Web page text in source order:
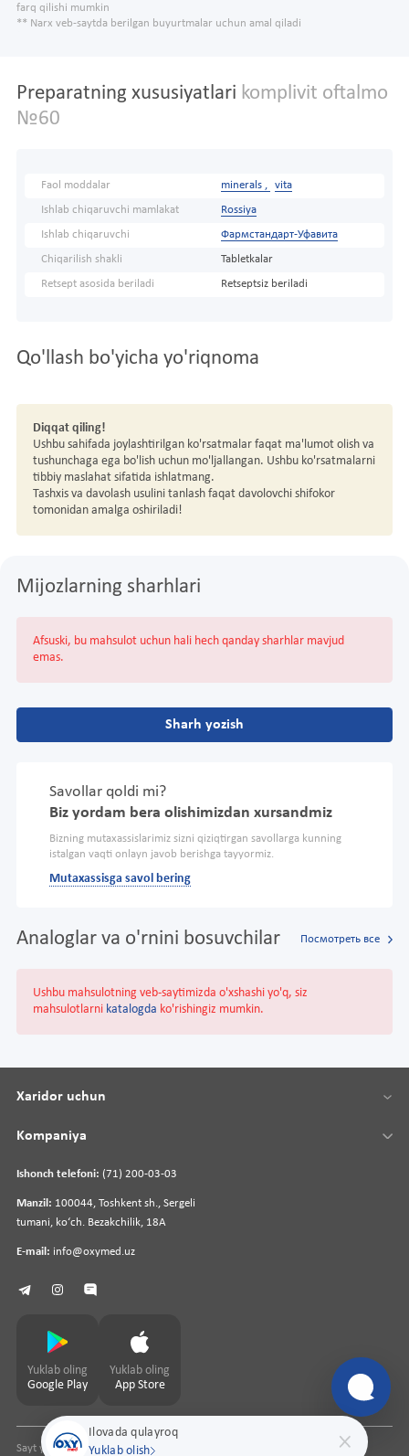
farq qilishi mumkin
** Narx veb-saytda berilgan buyurtmalar uchun amal qiladi
Preparatning xususiyatlari komplivit oftalmo
№60
Faol moddalar minerals , vita
Ishlab chiqaruvchi mamlakat Rossiya
Ishlab chiqaruvchi Фармстандарт-Уфавита
Chiqarilish shakli Tabletkalar
Retsept asosida beriladi Retseptsiz beriladi
Qo'llash bo'yicha yo'riqnoma
Diqqat qiling!
Ushbu sahifada joylashtirilgan ko'rsatmalar faqat ma'lumot olish va
tushunchaga ega bo'lish uchun mo'ljallangan. Ushbu ko'rsatmalarni
tibbiy maslahat sifatida ishlatmang.
Tashxis va davolash usulini tanlash faqat davolovchi shifokor
tomonidan amalga oshiriladi!
Mijozlarning sharhlari
Afsuski, bu mahsulot uchun hali hech qanday sharhlar mavjud
emas.
Sharh yozish
Savollar qoldi mi?
Biz yordam bera olishimizdan xursandmiz
Bizning mutaxassislarimiz sizni qiziqtirgan savollarga kunning
istalgan vaqti onlayn javob berishga tayyormiz.
Mutaxassisga savol bering
Analoglar va o'rnini bosuvchilar Посмотреть все
Ushbu mahsulotning veb-saytimizda o'xshashi yo'q, siz
mahsulotlarni katalogda ko'rishingiz mumkin.
Ilovada qulayroq
Yuklab olish
Ishonch telefoni: (71) 200-03-03
Manzil: 100044, Toshkent sh., Sergeli
tumani, koʻch. Bezakchilik, 18A
E-mail: info@oxymed.uz
Xaridor uchun
Kompaniya
Yuklab oling
Google Play
Yuklab oling
App Store
Sayt yaratuvchipharmit.uz